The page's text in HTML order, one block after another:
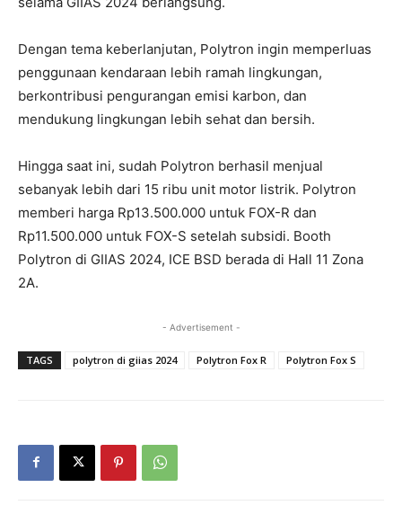
Dengan tema keberlanjutan, Polytron ingin memperluas
penggunaan kendaraan lebih ramah lingkungan,
berkontribusi pengurangan emisi karbon, dan
mendukung lingkungan lebih sehat dan bersih.
Hingga saat ini, sudah Polytron berhasil menjual
sebanyak lebih dari 15 ribu unit motor listrik. Polytron
memberi harga Rp13.500.000 untuk FOX-R dan
Rp11.500.000 untuk FOX-S setelah subsidi. Booth
Polytron di GIIAS 2024, ICE BSD berada di Hall 11 Zona
2A.
- Advertisement -
TAGS polytron di giias 2024 Polytron Fox R Polytron Fox S